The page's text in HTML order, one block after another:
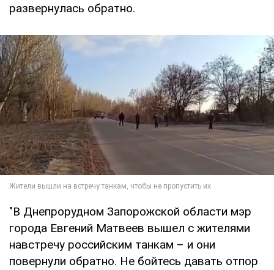
развернулась обратно.
"В Днепрорудном Запорожской области мэр
города Евгений Матвеев вышел с жителями
навстречу российским танкам – и они
повернули обратно. Не бойтесь давать отпор